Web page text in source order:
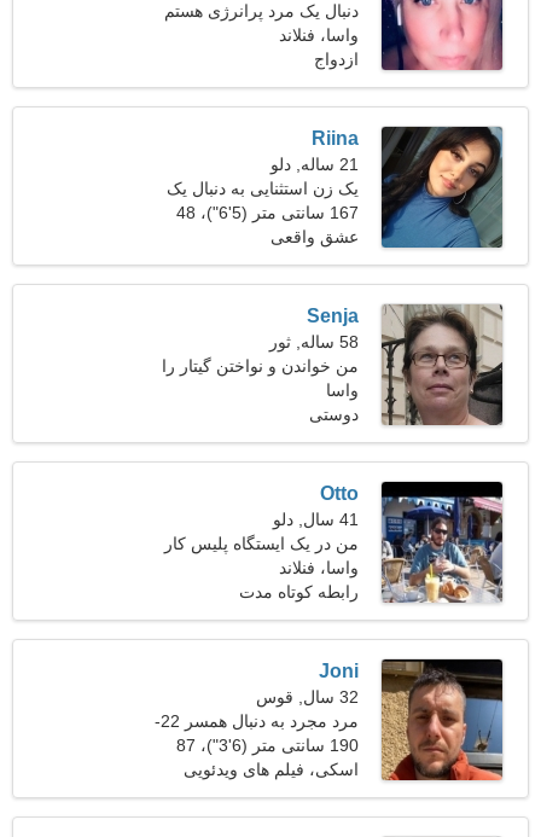
دنبال یک مرد پرانرژی هستم
که با هم کوهنوردی کنیم
واسا، فنلاند
ازدواج
Riina
21 ساله, دلو
یک زن استثنایی به دنبال یک
مرد است
167 سانتی متر (5'6")، 48
کیلوگرم (105 پوند)
عشق واقعی
Senja
58 ساله, ثور
من خواندن و نواختن گیتار را
ترجیح می دهم
واسا
دوستی
Otto
41 سال, دلو
من در یک ایستگاه پلیس کار
می کنم، به یک زن غیر
معمول نیاز دارم
واسا، فنلاند
رابطه کوتاه مدت
Joni
32 سال, قوس
مرد مجرد به دنبال همسر 22-
30
190 سانتی متر (6'3")، 87
کیلوگرم (191 پوند)
اسکی، فیلم های ویدئویی